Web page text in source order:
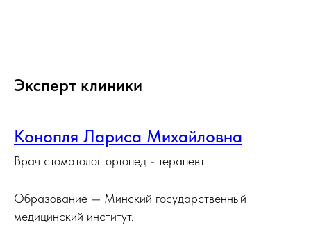
Эксперт клиники
Конопля Лариса Михайловна
Врач стоматолог ортопед - терапевт
Образование — Минский государственный
медицинский институт.